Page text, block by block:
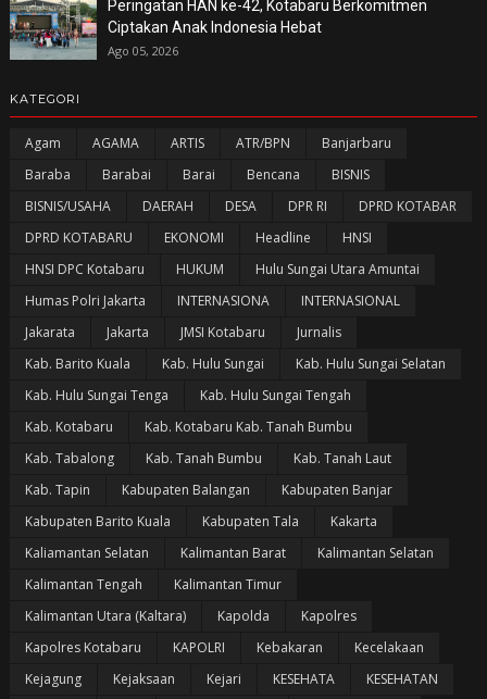
Peringatan HAN ke-42, Kotabaru Berkomitmen
Ciptakan Anak Indonesia Hebat
Ago 05, 2026
KATEGORI
Agam AGAMA ARTIS ATR/BPN
Banjarbaru
Baraba
Barabai Barai Bencana
BISNIS
BISNIS/USAHA
DAERAH DESA DPR RI
DPRD KOTABAR
DPRD KOTABARU
EKONOMI Headline
HNSI
HNSI DPC Kotabaru
HUKUM
Hulu Sungai Utara Amuntai
Humas Polri Jakarta
INTERNASIONA
INTERNASIONAL
Jakarata
Jakarta JMSI Kotabaru
Jurnalis
Kab. Barito Kuala
Kab. Hulu Sungai
Kab. Hulu Sungai Selatan
Kab. Hulu Sungai Tenga
Kab. Hulu Sungai Tengah
Kab. Kotabaru
Kab. Kotabaru Kab. Tanah Bumbu
Kab. Tabalong
Kab. Tanah Bumbu
Kab. Tanah Laut
Kab. Tapin
Kabupaten Balangan
Kabupaten Banjar
Kabupaten Barito Kuala
Kabupaten Tala
Kakarta
Kaliamantan Selatan
Kalimantan Barat
Kalimantan Selatan
Kalimantan Tengah
Kalimantan Timur
Kalimantan Utara (Kaltara)
Kapolda
Kapolres
Kapolres Kotabaru
KAPOLRI Kebakaran
Kecelakaan
Kejagung
Kejaksaan Kejari KESEHATA
KESEHATAN